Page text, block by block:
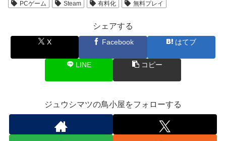
PCゲーム Steam 有料化 無料プレイ
シェアする
X Facebook はてブ
LINE コピー
ジュウシマツの鳥小屋をフォローする